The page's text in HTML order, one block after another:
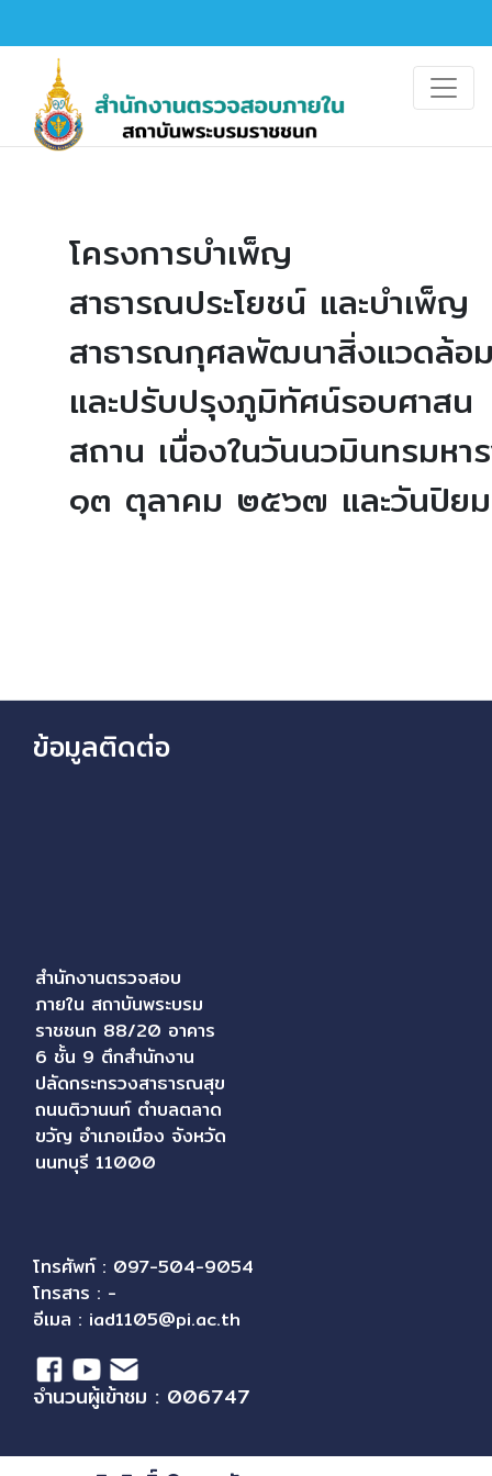
โครงการบำเพ็ญ
สาธารณประโยชน์ และบำเพ็ญ
สาธารณกุศลพัฒนาสิ่งแวดล้อ
และปรับปรุงภูมิทัศน์รอบศาสน
สถาน เนื่องในวันนวมินทรมหา
๑๓ ตุลาคม ๒๕๖๗ และวันปิย
ข้อมูลติดต่อ
สำนักงานตรวจสอบ
ภายใน สถาบันพระบรม
ราชชนก 88/20 อาคาร
6 ชั้น 9 ตึกสำนักงาน
ปลัดกระทรวงสาธารณสุข
ถนนติวานนท์ ตำบลตลาด
ขวัญ อำเภอเมือง จังหวัด
นนทบุรี 11000
โทรศัพท์ : 097-504-9054
โทรสาร : -
อีเมล : iad1105@pi.ac.th
จำนวนผู้เข้าชม : 006747